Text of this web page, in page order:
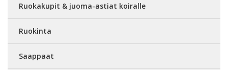
Ruokakupit & juoma-astiat koiralle
Ruokinta
Saappaat